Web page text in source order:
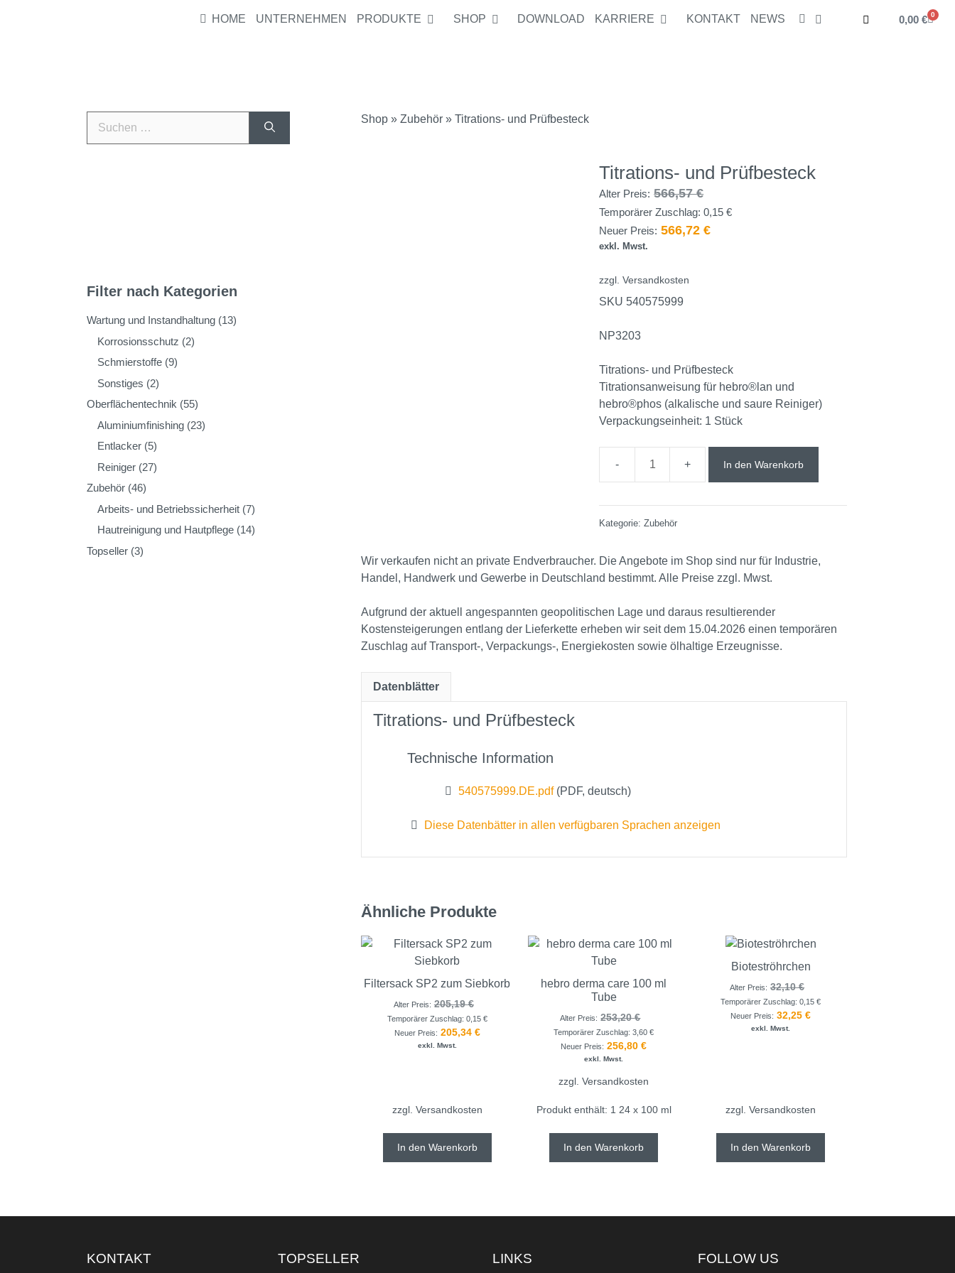
HOME UNTERNEHMEN PRODUKTE SHOP DOWNLOAD KARRIERE KONTAKT NEWS 0,00€ 0
Shop » Zubehör » Titrations- und Prüfbesteck
Titrations- und Prüfbesteck
Alter Preis: 566,57€
Temporärer Zuschlag:0,15€
Neuer Preis: 566,72€
exkl. Mwst.
zzgl.Versandkosten
SKU 540575999
NP3203
Titrations- und Prüfbesteck
Titrationsanweisung für hebro®lan und
hebro®phos (alkalische und saure Reiniger)
Verpackungseinheit: 1 Stück
In den Warenkorb
Kategorie:Zubehör
Wir verkaufen nicht an private Endverbraucher. Die Angebote im Shop sind nur für Industrie,
Handel, Handwerk und Gewerbe in Deutschland bestimmt. Alle Preise zzgl. Mwst.
Aufgrund der aktuell angespannten geopolitischen Lage und daraus resultierender
Kostensteigerungen entlang der Lieferkette erheben wir seit dem 15.04.2026 einen temporären
Zuschlag auf Transport‑, Verpackungs‑, Energiekosten sowie ölhaltige Erzeugnisse.
Datenblätter
Titrations- und Prüfbesteck
Technische Information
540575999.DE.pdf (PDF, deutsch)
Diese Datenbätter in allen verfügbaren Sprachen anzeigen
Ähnliche Produkte
Filtersack SP2 zum Siebkorb
Alter Preis: 205,19€
Temporärer Zuschlag: 0,15 €
Neuer Preis: 205,34 €
exkl. Mwst.
zzgl. Versandkosten
In den Warenkorb
hebro derma care 100 ml
Tube
Alter Preis: 253,20€
Temporärer Zuschlag:3,60€
Neuer Preis: 256,80€
exkl. Mwst.
zzgl.Versandkosten
Produkt enthält: 1 24 x 100 ml
In den Warenkorb
Bioteströhrchen
Alter Preis: 32,10€
Temporärer Zuschlag:0,15€
Neuer Preis: 32,25€
exkl. Mwst.
zzgl.Versandkosten
In den Warenkorb
Filter nach Kategorien
Wartung und Instandhaltung (13)
Korrosionsschutz (2)
Schmierstoffe (9)
Sonstiges (2)
Oberflächentechnik (55)
Aluminiumfinishing (23)
Entlacker (5)
Reiniger (27)
Zubehör (46)
Arbeits- und Betriebssicherheit (7)
Hautreinigung und Hautpflege (14)
Topseller (3)
KONTAKT TOPSELLER LINKS FOLLOW US